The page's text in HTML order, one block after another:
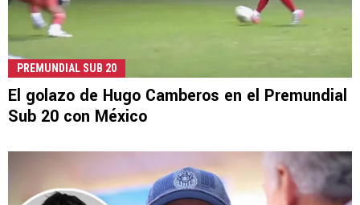
PREMUNDIAL SUB 20
El golazo de Hugo Camberos en el Premundial
Sub 20 con México